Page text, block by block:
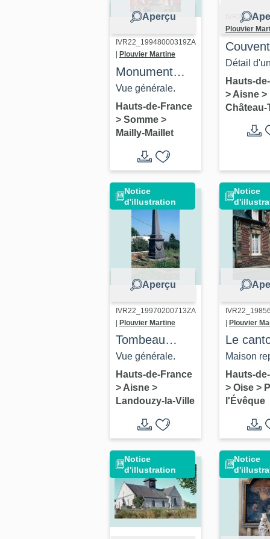
Aperçu
IVR22_19948000319ZA
Plouvier Martine
Monument
aux morts de
Mailly-Maillet
Vue générale.
Hauts-de-France
> Somme >
Mailly-Maillet
Plouvier
collège
Frères
Ecoles
Jean-
actuel
Jean-
Détail
lucarne.
Hauts-
> Aisne >
Château-
Notice
d'illustration
Aperçu
IVR22_19970200713ZA
| Plouvier Martine
Tombeau
(obélisque) de
la famille
Daret-
Desemery
Vue générale.
Hauts-de-France
> Aisne >
Landouzy-la-Ville
Notice
| Plouvier
Le
Noyon :
Pont-
Maison
Hauts-
> Oise >
l'Évêque
Notice
d'illustration
Notice